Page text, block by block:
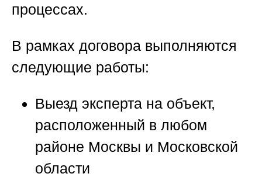
процессах.
В рамках договора выполняются
следующие работы:
Выезд эксперта на объект,
расположенный в любом
районе Москвы и Московской
области